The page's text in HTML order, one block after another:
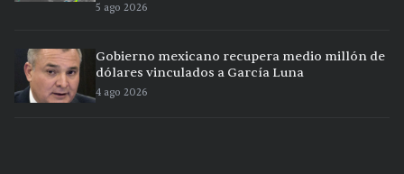
5 ago 2026
Gobierno mexicano recupera medio millón de
dólares vinculados a García Luna
4 ago 2026